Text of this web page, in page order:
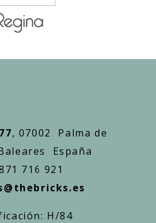
, 07002 Palma de
España
716 921
H/84